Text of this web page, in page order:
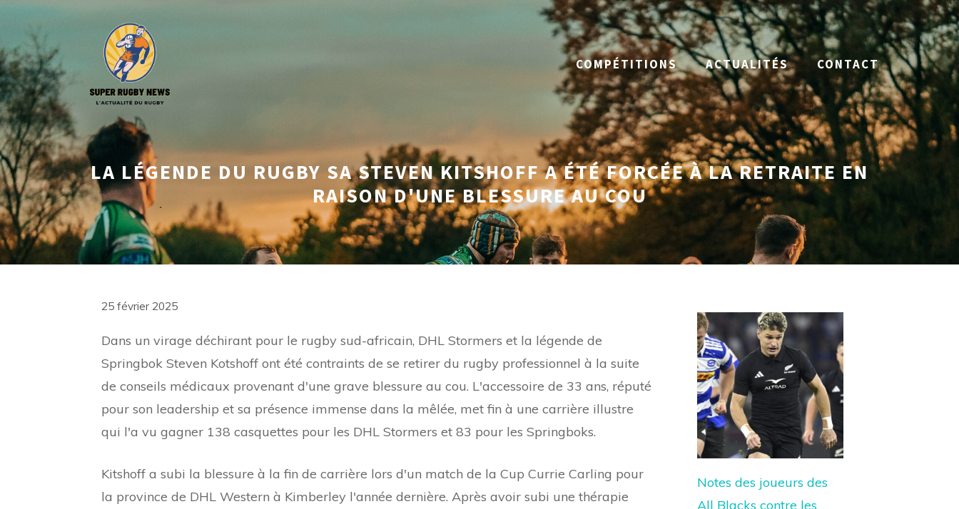
Aller
contenu
COMPÉTITIONS ACTUALITÉS CONTACT
LA LÉGENDE DU RUGBY SA STEVEN KITSHOFF A ÉTÉ FORCÉE À LA RETRAITE EN
RAISON D'UNE BLESSURE AU COU
25 février 2025
Dans un virage déchirant pour le rugby sud-africain, DHL Stormers et la légende de
Springbok Steven Kotshoff ont été contraints de se retirer du rugby professionnel à la suite
de conseils médicaux provenant d'une grave blessure au cou. L'accessoire de 33 ans, réputé
pour son leadership et sa présence immense dans la mêlée, met fin à une carrière illustre
qui l'a vu gagner 138 casquettes pour les DHL Stormers et 83 pour les Springboks.
Kitshoff a subi la blessure à la fin de carrière lors d'un match de la Cup Currie Carling pour
la province de DHL Western à Kimberley l'année dernière. Après avoir subi une thérapie
Notes des joueurs des
All Blacks contre les